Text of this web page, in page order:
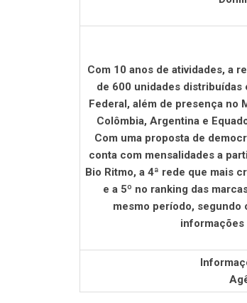
Com 10 anos de atividades, a
de 600 unidades
Federal, além de presença no
Colômbia, Argentina e
Com uma proposta de
conta com mensalidades a
Bio Ritmo, a 4ª rede que mais
e a 5º no ranking das
mesmo período, segundo